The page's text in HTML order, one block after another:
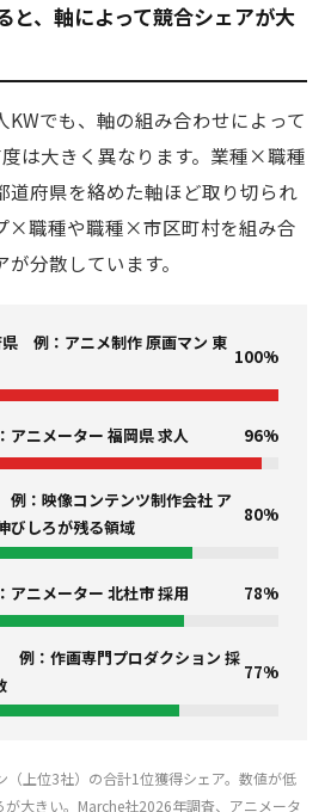
と、軸によって競合シェアが大
KWでも、軸の組み合わせによって
度は大きく異なります。業種×職種
府県を絡めた軸ほど取り切られ
×職種や職種×市区町村を組み合
分散しています。
例：アニメ制作 原画マン 東
100%
ニメーター 福岡県 求人 96%
：映像コンテンツ制作会社 ア
しろが残る領域
80%
ニメーター 北杜市 採用 78%
例：作画専門プロダクション 採
77%
上位3社）の合計1位獲得シェア。数値が低
大きい。Marche社2026年調査、アニメータ